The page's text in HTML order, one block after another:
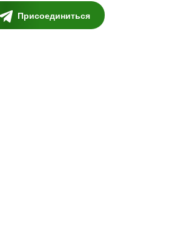
Присоединиться